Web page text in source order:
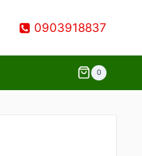
0903918837
0